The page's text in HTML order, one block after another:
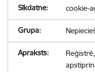
cookie-